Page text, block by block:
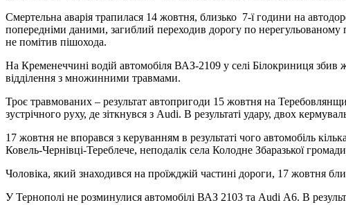
Смертельна аварія трапилася 14 жовтня, близько 7-ї години на
попередніми даними, загиблий переходив дорогу по нерегульованому
не помітив пішохода.
На Кременеччині водій автомобіля ВАЗ-2109 у селі Білокриниця
відділення з множинними травмами.
Троє травмованих – результат автопригоди 15 жовтня на
зустрічного руху, де зіткнувся з Audi. В результаті удару, двох
17 жовтня не впорався з керуванням в результаті чого автомобіль
Ковель-Чернівці-Тереблече, неподалік села Колодне Збаразької
Чоловіка, який знаходився на проїжджій частині дороги, 17 жовтня
У Тернополі не розминулися автомобілі ВАЗ 2103 та Audi А6. В